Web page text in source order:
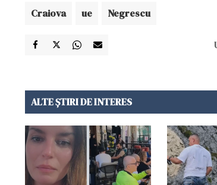
Craiova ue Negrescu
ALTE ȘTIRI DE INTERES